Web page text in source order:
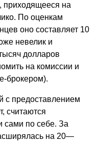
приходящееся на
По оценкам
оно составляет 10
невелик и
долларов
на комиссии и
брокером).
с предоставлением
считаются
сами по себе. За
на 20—